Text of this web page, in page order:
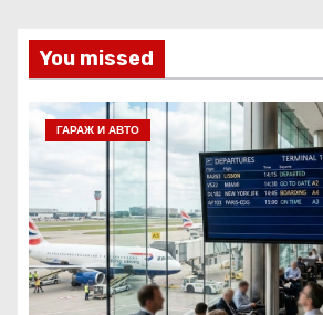
You missed
ГАРАЖ И АВТО